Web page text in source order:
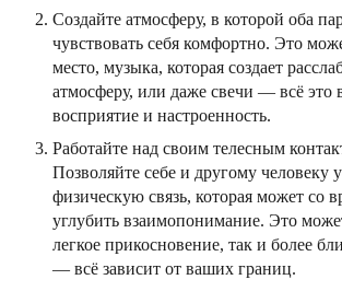
Создайте атмосферу, в которой оба
чувствовать себя комфортно. Это
место, музыка, которая создает
атмосферу, или даже свечи — всё это
восприятие и настроенность.
Работайте над своим телесным
Позволяйте себе и другому человеку
физическую связь, которая может со
углубить взаимопонимание. Это
легкое прикосновение, так и более
— всё зависит от ваших границ.